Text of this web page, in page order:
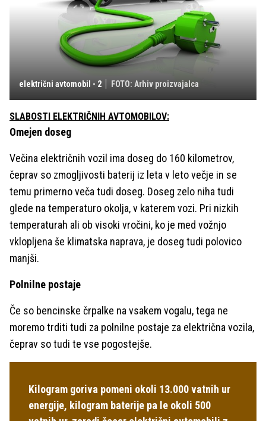
električni avtomobil - 2 FOTO: Arhiv proizvajalca
SLABOSTI ELEKTRIČNIH AVTOMOBILOV:
Omejen doseg
Večina električnih vozil ima doseg do 160 kilometrov,
čeprav so zmogljivosti baterij iz leta v leto večje in se
temu primerno veča tudi doseg. Doseg zelo niha tudi
glede na temperaturo okolja, v katerem vozi. Pri nizkih
temperaturah ali ob visoki vročini, ko je med vožnjo
vklopljena še klimatska naprava, je doseg tudi polovico
manjši.
Polnilne postaje
Če so bencinske črpalke na vsakem vogalu, tega ne
moremo trditi tudi za polnilne postaje za električna vozila,
čeprav so tudi te vse pogostejše.
Kilogram goriva pomeni okoli 13.000 vatnih ur
energije, kilogram baterije pa le okoli 500